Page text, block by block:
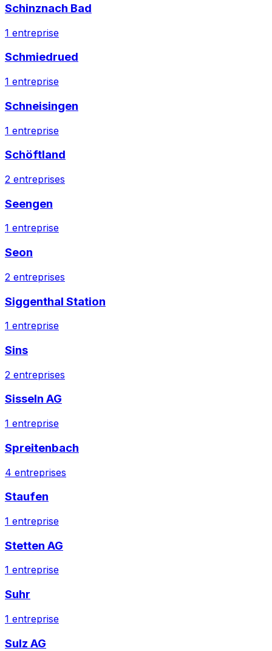
Schinznach Bad
1 entreprise
Schmiedrued
1 entreprise
Schneisingen
1 entreprise
Schöftland
2 entreprises
Seengen
1 entreprise
Seon
2 entreprises
Siggenthal Station
1 entreprise
Sins
2 entreprises
Sisseln AG
1 entreprise
Spreitenbach
4 entreprises
Staufen
1 entreprise
Stetten AG
1 entreprise
Suhr
1 entreprise
Sulz AG